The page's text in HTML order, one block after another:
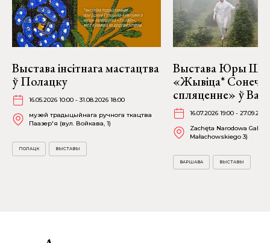
Выстава інсітнага мастацтва
ў Полацку
16.05.2026 10:00 - 31.08.2026 18:00
музей традыцыйнага ручнога ткацтва
Паазер'я (вул. Войкава, 1)
ПОЛАЦК ВЫСТАВЫ
Выстава Юры
«Жывіца*
спляценне» ў
16.07.2026 19:00 -
Zachęta Narodowa
Małachowskiego 3)
ВАРШАВА ВЫСТАВЫ